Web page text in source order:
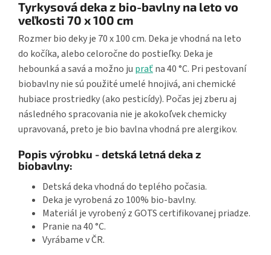
Tyrkysová deka z bio-bavlny na leto vo
veľkosti 70 x 100 cm
Rozmer bio deky je 70 x 100 cm. Deka je vhodná na leto
do kočíka, alebo celoročne do postieľky. Deka je
hebounká a savá a možno ju praťna 40 °C. Pri pestovaní
biobavlny nie sú použité umelé hnojivá, ani chemické
hubiace prostriedky (ako pesticídy). Počas jej zberu aj
následného spracovania nie je akokoľvek chemicky
upravovaná, preto je bio bavlna vhodná pre alergikov.
Popis výrobku - detská letná deka z
biobavlny:
Detská deka vhodná do teplého počasia.
Deka je vyrobená zo 100% bio-bavlny.
Materiál je vyrobený z GOTS certifikovanej priadze.
Pranie na 40 °C.
Vyrábame v ČR.